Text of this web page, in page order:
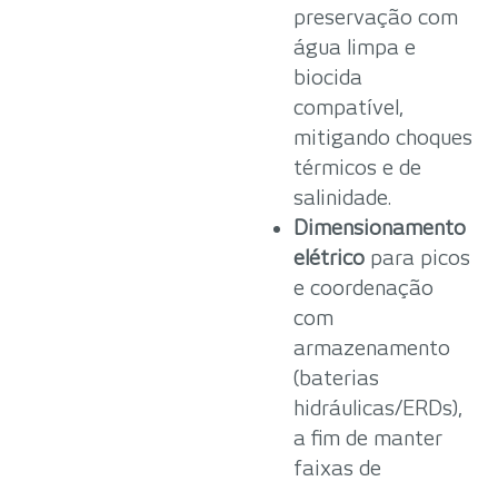
preservação com
água limpa e
biocida
compatível,
mitigando choques
térmicos e de
salinidade.
Dimensionamento
elétrico para picos
e coordenação
com
armazenamento
(baterias
hidráulicas/ERDs),
a fim de manter
faixas de